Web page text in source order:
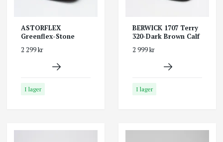
ASTORFLEX
Greenflex-Stone
2 299 kr
I lager
BERWICK 1707 Terry
320-Dark Brown Calf
2 999 kr
I lager